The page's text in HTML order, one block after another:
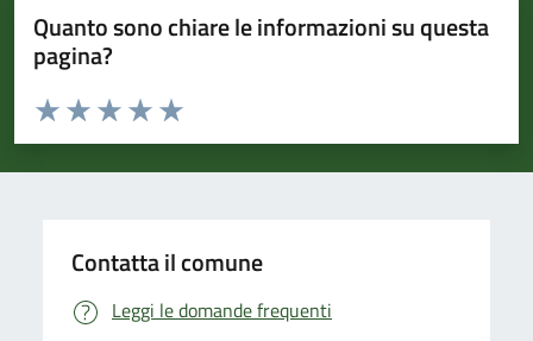
Quanto sono chiare le informazioni su questa
pagina?
Valuta da 1 a 5 stelle la pagina
Valuta 5 stelle su 5
Valuta 4 stelle su 5
Valuta 3 stelle su 5
Valuta 2 stelle su 5
Valuta 1 stelle su 5
Contatta il comune
Leggi le domande frequenti